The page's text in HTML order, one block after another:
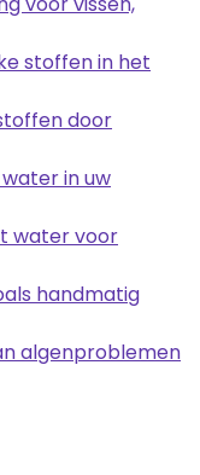
stoffen in het
door
in uw
water voor
handmatig
algenproblemen